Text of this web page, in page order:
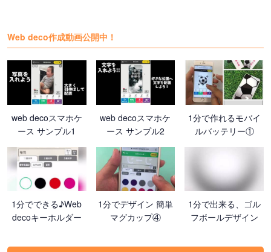
Web deco作成動画公開中！
web decoスマホケ
ース サンプル1
web decoスマホケ
ース サンプル2
1分で作れるモバイ
ルバッテリー①
1分でできる♪Web
decoキーホルダー
1分でデザイン 簡単
マグカップ④
1分で出来る、ゴル
フボールデザイン